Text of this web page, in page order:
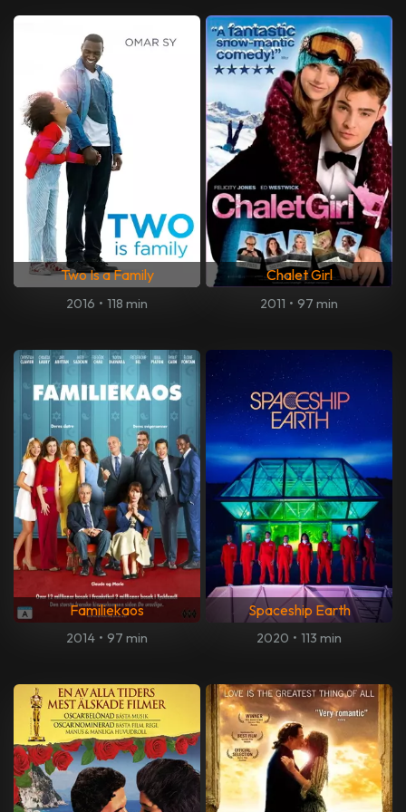
Two Is a Family
2016 • 118 min
Chalet Girl
2011 • 97 min
Familiekaos
2014 • 97 min
Spaceship Earth
2020 • 113 min